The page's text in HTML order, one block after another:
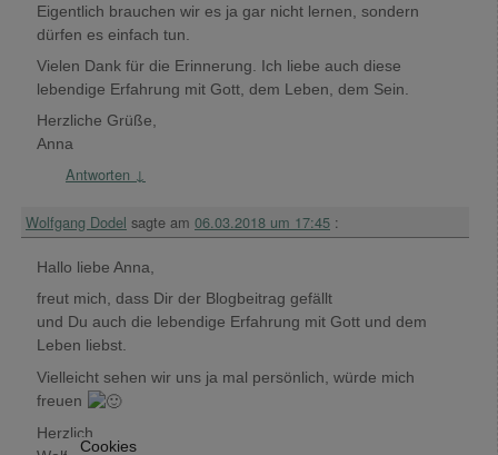
Eigentlich brauchen wir es ja gar nicht lernen, sondern
dürfen es einfach tun.
Vielen Dank für die Erinnerung. Ich liebe auch diese
lebendige Erfahrung mit Gott, dem Leben, dem Sein.
Herzliche Grüße,
Anna
Antworten ↓
Wolfgang Dodel sagte am 06.03.2018 um 17:45 :
Hallo liebe Anna,
freut mich, dass Dir der Blogbeitrag gefällt
und Du auch die lebendige Erfahrung mit Gott und dem
Leben liebst.
Vielleicht sehen wir uns ja mal persönlich, würde mich
freuen
Herzlich
Cookies